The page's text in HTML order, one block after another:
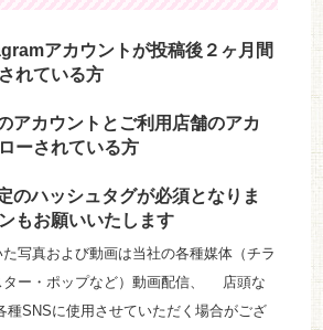
アカウントが投稿後２ヶ月間
れている方
アカウントとご利用店舗のアカ
ーされている方
のハッシュタグが必須となりま
もお願いいたします
写真および動画は当社の各種媒体（チラ
ター・ポップなど）動画配信、 店頭な
種SNSに使用させていただく場合がござ